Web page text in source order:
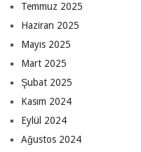
Temmuz 2025
Haziran 2025
Mayıs 2025
Mart 2025
Şubat 2025
Kasım 2024
Eylül 2024
Ağustos 2024